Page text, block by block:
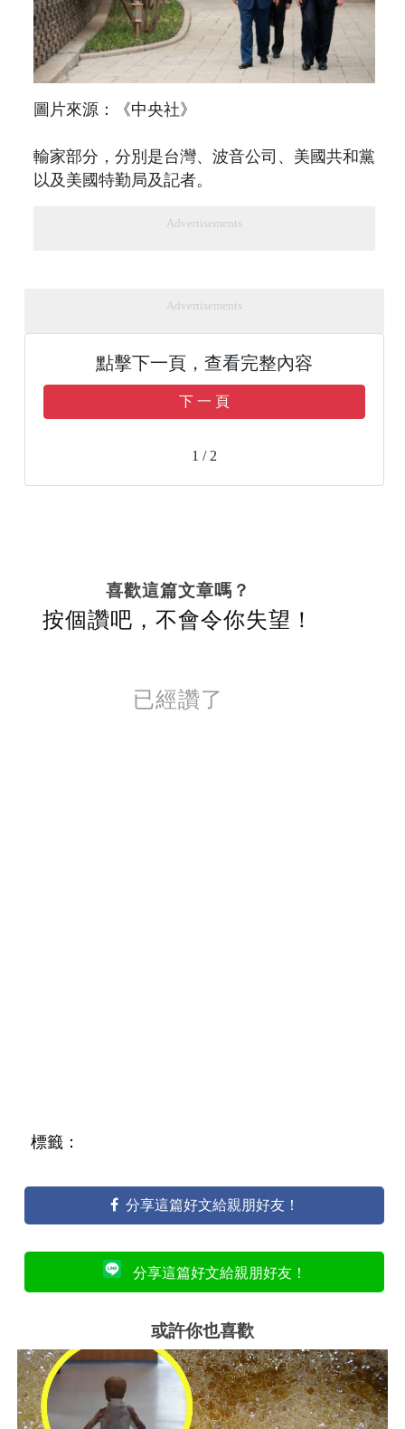
圖片來源：《中央社》
輸家部分，分別是台灣、波音公司、美國共和黨
以及美國特勤局及記者。
Advertisements
Advertisements
點擊下一頁，查看完整內容
下 一 頁
1 / 2
喜歡這篇文章嗎？
按個讚吧，不會令你失望！
已經讚了
標籤：
分享這篇好文給親朋好友！
分享這篇好文給親朋好友！
或許你也喜歡